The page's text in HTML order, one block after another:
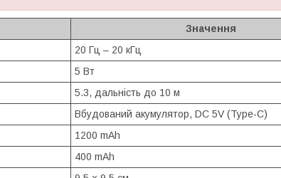
Значення
20 Гц – 20 кГц
5 Вт
5.3, дальність до 10 м
Вбудований акумулятор, DC 5V (Type-C)
1200 mAh
400 mAh